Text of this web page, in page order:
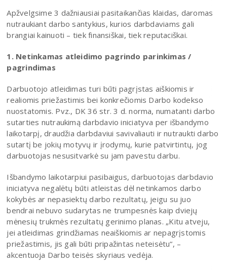
Apžvelgsime 3 dažniausiai pasitaikančias klaidas, daromas
nutraukiant darbo santykius, kurios darbdaviams gali
brangiai kainuoti – tiek finansiškai, tiek reputaciškai.
1. Netinkamas atleidimo pagrindo parinkimas /
pagrindimas
Darbuotojo atleidimas turi būti pagrįstas aiškiomis ir
realiomis priežastimis bei konkrečiomis Darbo kodekso
nuostatomis. Pvz., DK 36 str. 3 d. norma, numatanti darbo
sutarties nutraukimą darbdavio iniciatyva per išbandymo
laikotarpį, draudžia darbdaviui savivaliauti ir nutraukti darbo
sutartį be jokių motyvų ir įrodymų, kurie patvirtintų, jog
darbuotojas nesusitvarkė su jam pavestu darbu.
Išbandymo laikotarpiui pasibaigus, darbuotojas darbdavio
iniciatyva negalėtų būti atleistas dėl netinkamos darbo
kokybės ar nepasiektų darbo rezultatų, jeigu su juo
bendrai nebuvo sudarytas ne trumpesnės kaip dviejų
mėnesių trukmės rezultatų gerinimo planas. „Kitu atveju,
jei atleidimas grindžiamas neaiškiomis ar nepagrįstomis
priežastimis, jis gali būti pripažintas neteisėtu“, –
akcentuoja Darbo teisės skyriaus vedėja.